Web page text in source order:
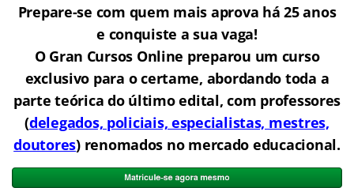
Prepare-se com quem mais aprova há 25 anos
e conquiste a sua vaga!
O Gran Cursos Online preparou um curso
exclusivo para o certame, abordando toda a
parte teórica do último edital, com professores
(delegados, policiais, especialistas, mestres,
doutores) renomados no mercado educacional.